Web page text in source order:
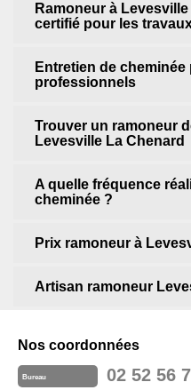
Ramoneur à
certifié pour les
Entretien de cheminée
professionnels
Trouver un ramoneur
Levesville La Chenard
A quelle fréquence
cheminée ?
Prix ramoneur à
Artisan ramoneur
Nos coordonnées
Bureau 02 52 56